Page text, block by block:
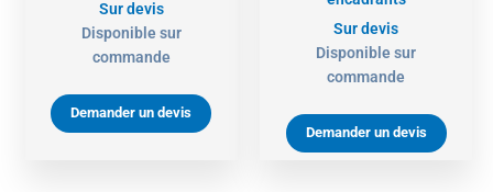
Sur devis
Disponible sur
commande
Demander un devis
Sur devis
Disponible sur
commande
Demander un devis